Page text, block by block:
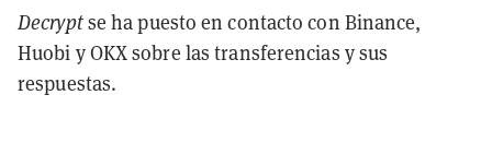
Decryptse ha puesto en contacto con Binance,
Huobi y OKX sobre las transferencias y sus
respuestas.